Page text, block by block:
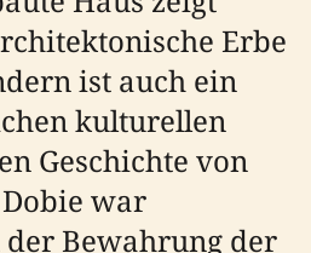
Erbe
ist auch ein
kulturellen
Geschichte von
war
Bewahrung der